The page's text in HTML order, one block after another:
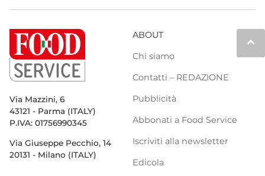
keyboard_arrow_up
Via Mazzini, 6
43121 - Parma (ITALY)
P.IVA: 01756990345
Via Giuseppe Pecchio, 14
20131 - Milano (ITALY)
ABOUT
Chi siamo
Contatti – REDAZIONE
Pubblicità
Abbonati a Food Service
Iscriviti alla newsletter
Edicola